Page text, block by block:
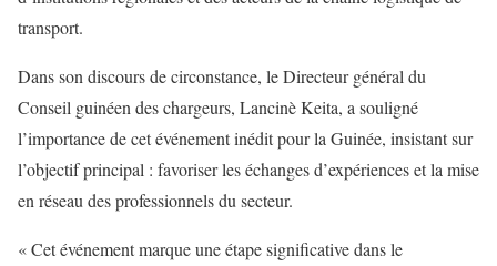
transport.
Dans son discours de circonstance, le Directeur général du
Conseil guinéen des chargeurs, Lancinè Keita, a souligné
l’importance de cet événement inédit pour la Guinée, insistant sur
l’objectif principal : favoriser les échanges d’expériences et la mise
en réseau des professionnels du secteur.
« Cet événement marque une étape significative dans le